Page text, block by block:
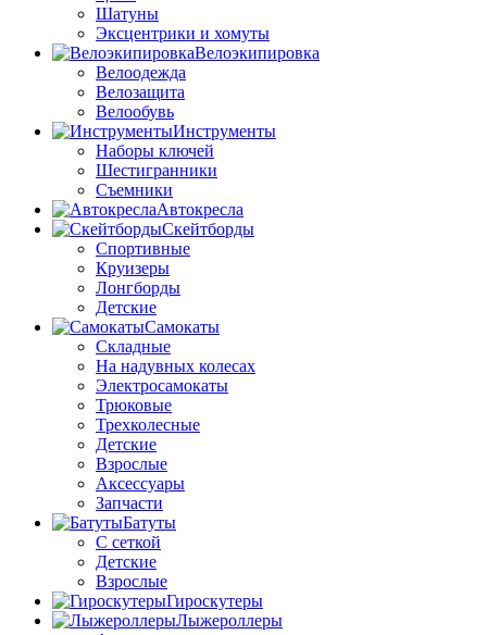
Шатуны
Эксцентрики и хомуты
Велоэкипировка
Велоодежда
Велозащита
Велообувь
Инструменты
Наборы ключей
Шестигранники
Съемники
Автокресла
Скейтборды
Спортивные
Круизеры
Лонгборды
Детские
Самокаты
Складные
На надувных колесах
Электросамокаты
Трюковые
Трехколесные
Детские
Взрослые
Аксессуары
Запчасти
Батуты
С сеткой
Детские
Взрослые
Гироскутеры
Лыжероллеры